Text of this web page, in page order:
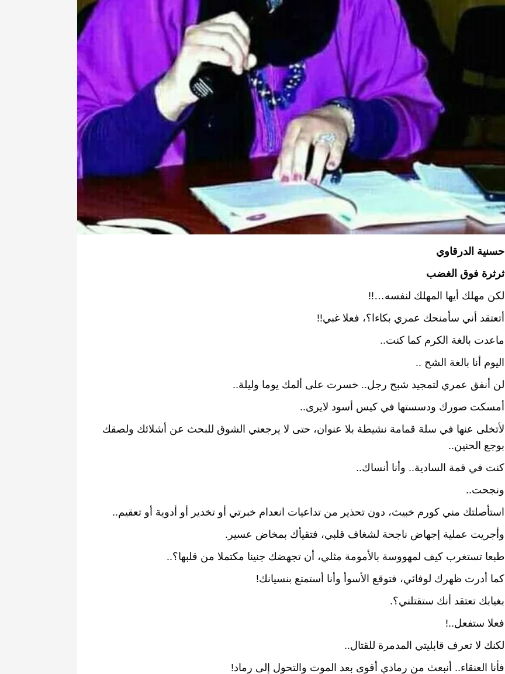
حسنية الدرقاوي
ثرثرة فوق الغضب
لكن مهلك أيها المهلك لنفسه…!!
أتعتقد أني سأمنحك عمري بكاءا؟، فعلا غبي!!
ماعدت بالغة الكرم كما كنت..
اليوم أنا بالغة الشح ..
لن أنفق عمري لتمجيد شبح رجل.. خسرت على ألمك يوما وليلة..
أمسكت صورك ودسستها في كيس أسود لايرى..
لأتخلى عنها في سلة قمامة نشيطة بلا عنوان، حتى لا يرجعني الشوق للبحث عن أشلائك ولصقك
بوجع الحنين..
كنت في قمة السادية.. وأنا أنساك..
ونجحت..
استأصلتك مني كورم خبيث، دون تحذير من تداعيات انعدام خبرتي أو تخدير أو أدوية أو تعقيم..
وأجريت عملية إجهاض ناجحة لشغاف قلبي، فتقيأك بمخاض عسير .
طبعا تستغرب كيف لمهووسة بالأمومة مثلي، أن تجهضك جنينا مكتملا من قلبها؟..
كما أدرت ظهرك لوفائي، فتوقع الأسوأ وأنا أستمتع بنسيانك!
بغيابك تعتقد أنك ستقتلني؟.
فعلا ستفعل..!
لكنك لا تعرف قابليتي المدمرة للقتال..
فأنا العنقاء.. أنبعث من رمادي أقوى بعد الموت والتحول إلى رماد!